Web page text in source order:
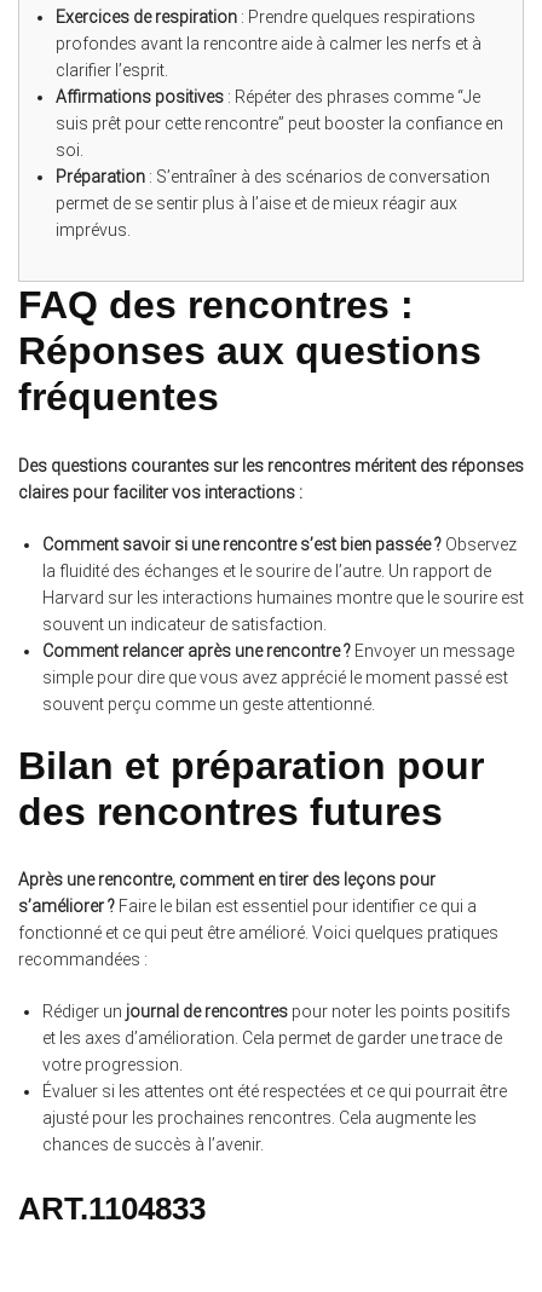
Exercices de respiration : Prendre quelques respirations
profondes avant la rencontre aide à calmer les nerfs et à
clarifier l’esprit.
Affirmations positives : Répéter des phrases comme “Je
suis prêt pour cette rencontre” peut booster la confiance en
soi.
Préparation : S’entraîner à des scénarios de conversation
permet de se sentir plus à l’aise et de mieux réagir aux
imprévus.
FAQ des rencontres :
Réponses aux questions
fréquentes
Des questions courantes sur les rencontres méritent des réponses
claires pour faciliter vos interactions :
Comment savoir si une rencontre s’est bien passée ? Observez
la fluidité des échanges et le sourire de l’autre. Un rapport de
Harvard sur les interactions humaines montre que le sourire est
souvent un indicateur de satisfaction.
Comment relancer après une rencontre ? Envoyer un message
simple pour dire que vous avez apprécié le moment passé est
souvent perçu comme un geste attentionné.
Bilan et préparation pour
des rencontres futures
Après une rencontre, comment en tirer des leçons pour
s’améliorer ? Faire le bilan est essentiel pour identifier ce qui a
fonctionné et ce qui peut être amélioré. Voici quelques pratiques
recommandées :
Rédiger un journal de rencontres pour noter les points positifs
et les axes d’amélioration. Cela permet de garder une trace de
votre progression.
Évaluer si les attentes ont été respectées et ce qui pourrait être
ajusté pour les prochaines rencontres. Cela augmente les
chances de succès à l’avenir.
ART.1104833